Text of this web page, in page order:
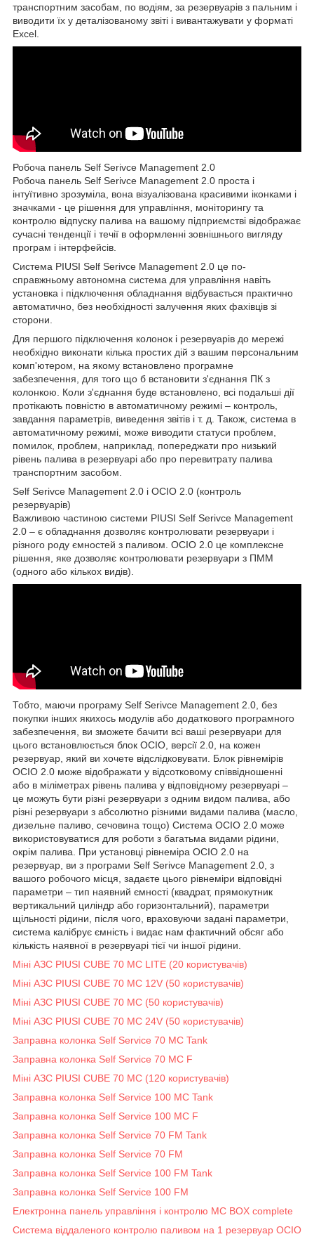
транспортним засобам, по водіям, за резервуарів з пальним і
виводити їх у деталізованому звіті і вивантажувати у форматі
Excel.
Робоча панель Self Serivce Management 2.0
Робоча панель Self Serivce Management 2.0 проста і
інтуїтивно зрозуміла, вона візуалізована красивими іконками і
значками - це рішення для управління, моніторингу та
контролю відпуску палива на вашому підприємстві відображає
сучасні тенденції і течії в оформленні зовнішнього вигляду
програм і інтерфейсів.
Система PIUSI Self Serivce Management 2.0 це по-
справжньому автономна система для управління навіть
установка і підключення обладнання відбувається практично
автоматично, без необхідності залучення яких фахівців зі
сторони.
Для першого підключення колонок і резервуарів до мережі
необхідно виконати кілька простих дій з вашим персональним
комп'ютером, на якому встановлено програмне
забезпечення, для того що б встановити з'єднання ПК з
колонкою. Коли з'єднання буде встановлено, всі подальші дії
протікають повністю в автоматичному режимі – контроль,
завдання параметрів, виведення звітів і т. д. Також, система в
автоматичному режимі, може виводити статуси проблем,
помилок, проблем, наприклад, попереджати про низький
рівень палива в резервуарі або про перевитрату палива
транспортним засобом.
Self Serivce Management 2.0 і OCIO 2.0 (контроль
резервуарів)
Важливою частиною системи PIUSI Self Serivce Management
2.0 – є обладнання дозволяє контролювати резервуари і
різного роду ємностей з паливом. OCIO 2.0 це комплексне
рішення, яке дозволяє контролювати резервуари з ПММ
(одного або кількох видів).
Тобто, маючи програму Self Serivce Management 2.0, без
покупки інших якихось модулів або додаткового програмного
забезпечення, ви зможете бачити всі ваші резервуари для
цього встановлюється блок OCIO, версії 2.0, на кожен
резервуар, який ви хочете відслідковувати. Блок рівнемірів
OCIO 2.0 може відображати у відсотковому співвідношенні
або в міліметрах рівень палива у відповідному резервуарі –
це можуть бути різні резервуари з одним видом палива, або
різні резервуари з абсолютно різними видами палива (масло,
дизельне паливо, сечовина тощо) Система OCIO 2.0 може
використовуватися для роботи з багатьма видами рідини,
окрім палива. При установці рівнеміра OCIO 2.0 на
резервуар, ви з програми Self Serivce Management 2.0, з
вашого робочого місця, задаєте цього рівнеміри відповідні
параметри – тип наявний ємності (квадрат, прямокутник
вертикальний циліндр або горизонтальний), параметри
щільності рідини, після чого, враховуючи задані параметри,
система калібрує ємність і видає нам фактичний обсяг або
кількість наявної в резервуарі тієї чи іншої рідини.
Міні АЗС PIUSI CUBE 70 MC LITE (20 користувачів)
Міні АЗС PIUSI CUBE 70 MC 12V (50 користувачів)
Міні АЗС PIUSI CUBE 70 MC (50 користувачів)
Міні АЗС PIUSI CUBE 70 MC 24V (50 користувачів)
Заправна колонка Self Service 70 MC Tank
Заправна колонка Self Service 70 MC F
Міні АЗС PIUSI CUBE 70 MC (120 користувачів)
Заправна колонка Self Service 100 MC Tank
Заправна колонка Self Service 100 MC F
Заправна колонка Self Service 70 FM Tank
Заправна колонка Self Service 70 FM
Заправна колонка Self Service 100 FM Tank
Заправна колонка Self Service 100 FM
Електронна панель управління і контролю MC BOX complete
Система віддаленого контролю паливом на 1 резервуар OCIO